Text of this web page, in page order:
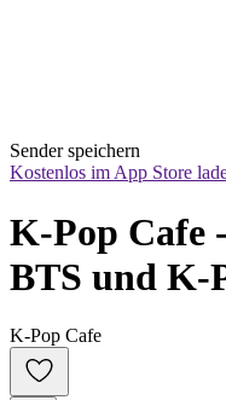
Sender speichern
Kostenlos im App Store
K-Pop Cafe
BTS und K-
K-Pop Cafe